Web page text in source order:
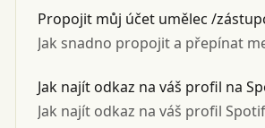
Propojit můj účet umělec /
Jak snadno propojit a přepínat
Jak najít odkaz na váš profil na
Jak najít odkaz na váš profil